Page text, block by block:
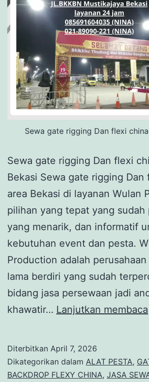
Sewa gate rigging Dan flexi
Sewa gate rigging Dan flexi
Bekasi Sewa gate rigging Dan
area Bekasi di layanan Wulan
pilihan yang tepat yang sudah
yang menarik, dan informatif
kebutuhan event dan pesta.
Production adalah
lama berdiri yang sudah
bidang jasa persewaan jadi
khawatir… Lanjutkan membaca
Diterbitkan April 7, 2026
Dikategorikan dalam ALAT PESTA,
BACKDROP FLEXY CHINA, JASA